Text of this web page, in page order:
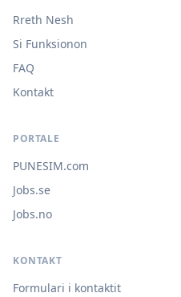
Rreth Nesh
Si Funksionon
FAQ
Kontakt
PORTALE
PUNESIM.com
Jobs.se
Jobs.no
KONTAKT
Formulari i kontaktit